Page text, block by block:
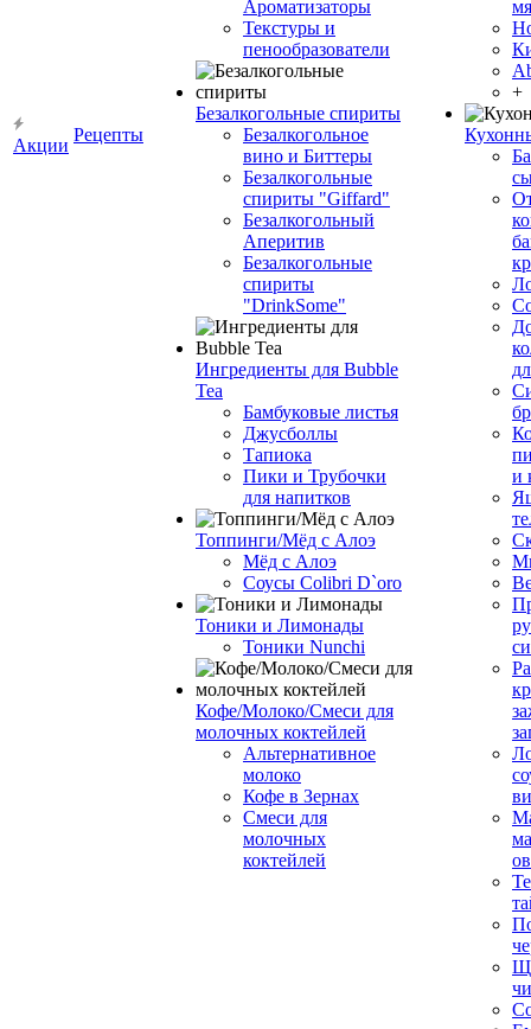
Акции
Рецепты
Ароматизаторы
Текстуры и
пенообразователи
Безалкогольные спириты
Безалкогольное
вино и Биттеры
Безалкогольные
спириты "Giffard"
Безалкогольный
Аперитив
Безалкогольные
спириты
"DrinkSome"
Ингредиенты для Bubble
Tea
Бамбуковые листья
Джусболлы
Тапиока
Пики и Трубочки
для напитков
Топпинги/Мёд с Алоэ
Мёд с Алоэ
Соусы Colibri D`oro
Тоники и Лимонады
Тоники Nunchi
Кофе/Молоко/Смеси для
молочных коктейлей
Альтернативное
молоко
Кофе в Зернах
Смеси для
молочных
коктейлей
+
и